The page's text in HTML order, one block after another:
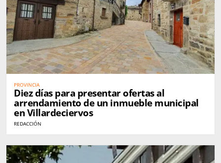
PROVINCIA
Diez días para presentar ofertas al
arrendamiento de un inmueble municipal
en Villardeciervos
REDACCIÓN